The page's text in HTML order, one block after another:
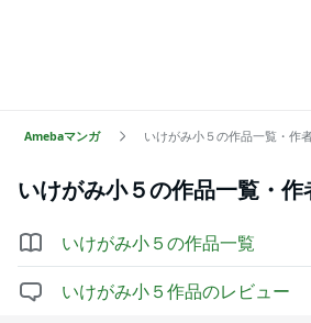
Amebaマンガ いけがみ小５の作品一覧・作
いけがみ小５の作品一覧・作
いけがみ小５の作品一覧
いけがみ小５作品のレビュー